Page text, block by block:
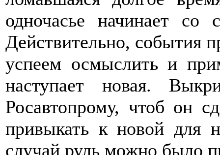
одночасье начинает со
Действительно, события
успеем осмыслить и
наступает новая.
Росавтопрому, чтоб он
привыкать к новой для
случай руль можно было